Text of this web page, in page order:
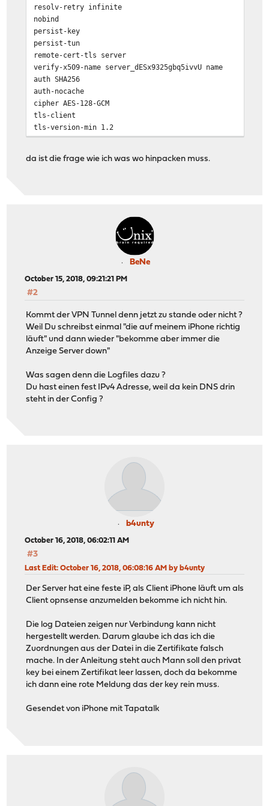
resolv-retry infinite
nobind
persist-key
persist-tun
remote-cert-tls server
verify-x509-name server_dESx9325gbq5ivvU name
auth SHA256
auth-nocache
cipher AES-128-GCM
tls-client
tls-version-min 1.2
verb 3
-----END CERTIFICATE-----
-----BEGIN CERTIFICATE-----
-----END CERTIFICATE-----
</cert>
-----BEGIN PRIVATE KEY-----
# 2048 bit OpenVPN static key
-----BEGIN OpenVPN Static key V1-----
7416e9ee080e4215aa6191a008f8f218
XXXXXXXXXXXXXXXXXXXXXXXXXXXXXX
XXXXXXXXXXXXXXXXXXXXXXXXXXXX
-----END OpenVPN Static key V1-----
da ist die frage wie ich was wo hinpacken muss.
BeNe
October 15, 2018, 09:21:21 PM
#2
Kommt der VPN Tunnel denn jetzt zu stande oder nicht ?
Weil Du schreibst einmal "die auf meinem iPhone richtig
läuft" und dann wieder "bekomme aber immer die
Anzeige Server down"
Was sagen denn die Logfiles dazu ?
Du hast einen fest IPv4 Adresse, weil da kein DNS drin
steht in der Config ?
b4unty
October 16, 2018, 06:02:11 AM
#3
Last Edit: October 16, 2018, 06:08:16 AM by b4unty
Der Server hat eine feste iP, als Client iPhone läuft um als
Client opnsense anzumelden bekomme ich nicht hin.
Die log Dateien zeigen nur Verbindung kann nicht
hergestellt werden. Darum glaube ich das ich die
Zuordnungen aus der Datei in die Zertifikate falsch
mache. In der Anleitung steht auch Mann soll den privat
key bei einem Zertifikat leer lassen, doch da bekomme
ich dann eine rote Meldung das der key rein muss.
Gesendet von iPhone mit Tapatalk